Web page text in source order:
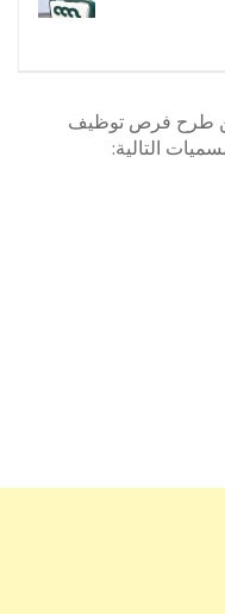
عن طرح فرص توظيف
التالية: